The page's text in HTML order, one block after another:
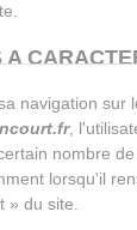
A
navigation sur
,
nombre
lorsqu'il
» du site.